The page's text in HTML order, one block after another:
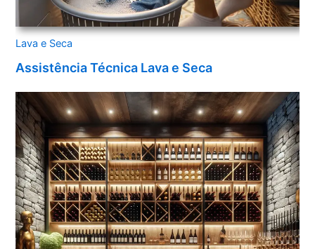
Lava e Seca
Assistência Técnica Lava e Seca